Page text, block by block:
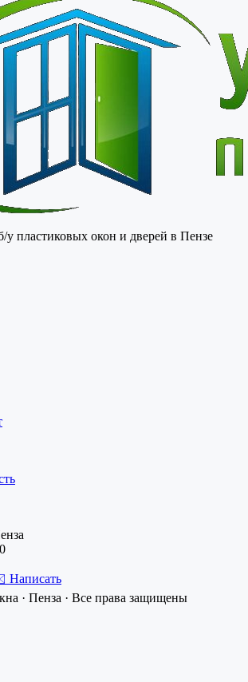
пластиковых окон и дверей в Пензе
Написать
· Пенза · Все права защищены